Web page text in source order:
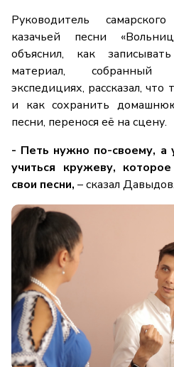
Руководитель
казачьей песни
объяснил, как
материал, собранный
экспедициях, рассказал,
и как сохранить
песни, перенося её на сцену.
- Петь нужно по-своему, а
учиться кружеву,
свои песни, – сказал Давыдов.